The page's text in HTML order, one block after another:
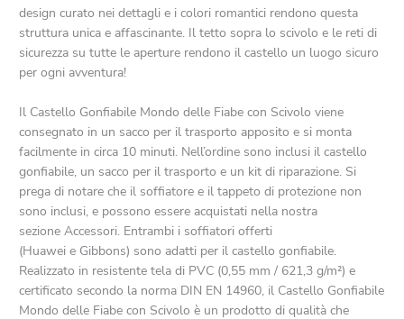
design curato nei dettagli e i colori romantici rendono questa
struttura unica e affascinante. Il tetto sopra lo scivolo e le reti di
sicurezza su tutte le aperture rendono il castello un luogo sicuro
per ogni avventura!
Il Castello Gonfiabile Mondo delle Fiabe con Scivolo viene
consegnato in un sacco per il trasporto apposito e si monta
facilmente in circa 10 minuti. Nell’ordine sono inclusi il castello
gonfiabile, un sacco per il trasporto e un kit di riparazione. Si
prega di notare che il soffiatore e il tappeto di protezione non
sono inclusi, e possono essere acquistati nella nostra
sezione Accessori. Entrambi i soffiatori offerti
(Huawei e Gibbons) sono adatti per il castello gonfiabile.
Realizzato in resistente tela di PVC (0,55 mm / 621,3 g/m²) e
certificato secondo la norma DIN EN 14960, il Castello Gonfiabile
Mondo delle Fiabe con Scivolo è un prodotto di qualità che